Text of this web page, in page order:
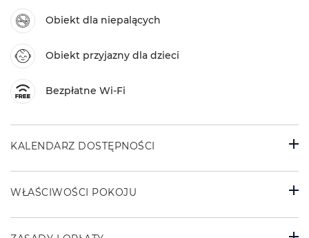
Obiekt dla niepalących
Obiekt przyjazny dla dzieci
Bezpłatne Wi-Fi
KALENDARZ DOSTĘPNOŚCI
WŁAŚCIWOŚCI POKOJU